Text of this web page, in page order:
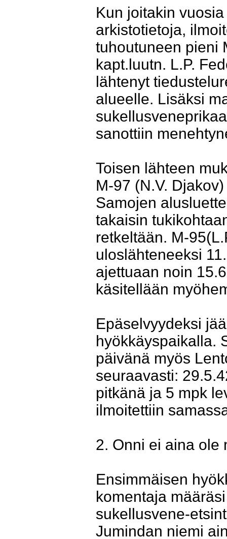
Kun joitakin
arkistotietoja,
tuhoutuneen pieni
kapt.luutn. L.P.
lähtenyt
alueelle. Lisäksi
sanottiin
Toisen lähteen
M-97 (N.V.
Samojen
takaisin
retkeltään. M-
uloslähteneeksi
ajettuaan noin
käsitellään
Epäselvyydeksi
hyökkäyspaikalla.
päivänä myös
seuraavasti:
pitkänä ja 5 mpk
ilmoitettiin
2. Onni ei aina ole
Ensimmäisen
komentaja
sukellusvene-
Jumindan niemi